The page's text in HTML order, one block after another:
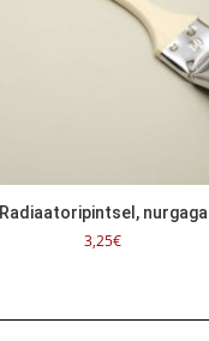
Radiaatoripintsel, nurgaga
3,25€